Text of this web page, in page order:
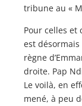
tribune au «
Pour celles et
est
règne
droite. Pap
Le voilà, en
mené, à peu